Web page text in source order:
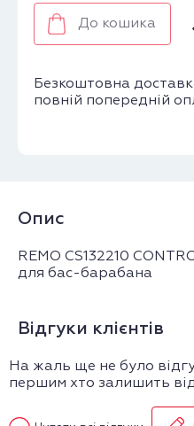
До кошика
Безкоштовна
повній попередній
Опис
REMO CS132210
для бас-барабана
Відгуки клієнтів
На жаль ще не було
першим хто залишить